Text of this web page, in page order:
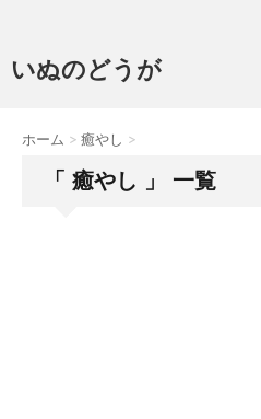
いぬのどうが
ホーム > 癒やし >
「 癒やし 」 一覧